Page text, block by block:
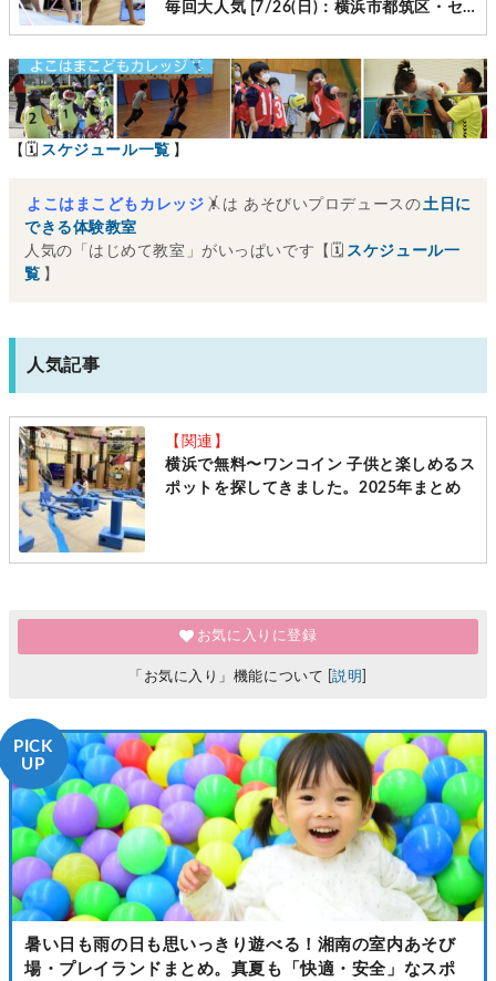
毎回大人気 [7/26(日)：横浜市都筑区・セ
ンター南]
【🗓 スケジュール一覧 】
よこはまこどもカレッジ 🤸は あそびいプロデュースの土日に
できる体験教室
人気の「はじめて教室」がいっぱいです【🗓 スケジュール一
覧 】
人気記事
【関連】
横浜で無料〜ワンコイン 子供と楽しめるス
ポットを探してきました。2025年まとめ
お気に入りに登録
「お気に入り」機能について [説明]
PICK
UP
暑い日も雨の日も思いっきり遊べる！湘南の室内あそび
場・プレイランドまとめ。真夏も「快適・安全」なスポ